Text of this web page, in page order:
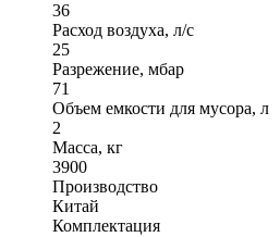
36
Расход воздуха, л/с
25
Разрежение, мбар
71
Объем емкости для мусора, л
2
Масса, кг
3900
Производство
Китай
Комплектация